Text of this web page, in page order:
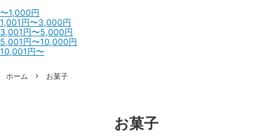
〜1,000円
1,001円〜3,000円
3,001円〜5,000円
5,001円〜10,000円
10,001円〜
ホーム お菓子
お菓子